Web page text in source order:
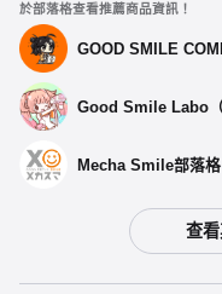
於部落格查看推薦商品資訊！
GOOD SMILE
Good Smile Labo（
Mecha Smile部落格
查